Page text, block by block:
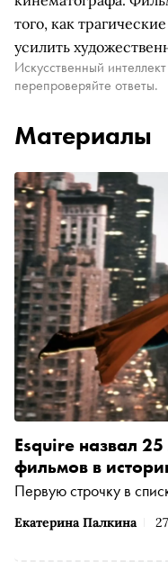
того, как
усилить
Искусственный
перепроверяйте ответы.
Материалы
Екатерина Палкина
Esquire назвал
фильмов в
Первую строчку в